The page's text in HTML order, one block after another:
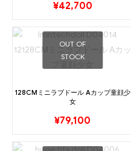
¥42,700
OUT OF
STOCK
128CMミニラブドール Aカップ童顔少
女
¥79,100